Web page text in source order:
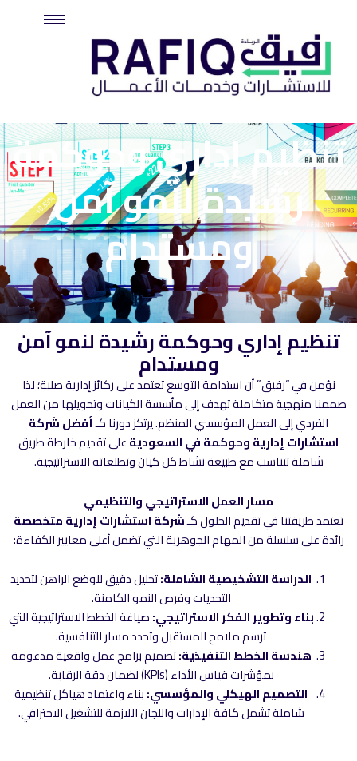
المحتوى
تنظيم إداري وحوكمة
رشيدة لنمو آمن
ومستدام
تنظيم إداري وحوكمة رشيدة لنمو آمن
ومستدام
نؤمن في “رفيق” أن استدامة التوسع تعتمد على ركائز إدارية صلبة؛ لذا
صممنا منهجية متكاملة تهدف إلى مأسسة الكيانات وتحويلها من العمل
الفردي إلى العمل المؤسسي المنظم. يرتكز دورنا كـأفضل شركة
استشارات إدارية وحوكمة في السعوديةعلى تقديم خارطة طريق
شاملة تتناسب مع طبيعة نشاط كل كيان وتطلعاته الاستراتيجية.
مسار العمل الاستراتيجي والتنظيمي
تعتمد طريقتنا في تقديم الحلول كـشركة استشارات إدارية متخصصة
رائدة على سلسلة من المهام الجوهرية التي تضمن أعلى معايير الكفاءة:
الدراسة التشخيصية الشاملة:تحليل دقيق للوضع الراهن لتحديد
التحديات وفرص النمو الكامنة.
بناء وتطوير الفكر الاستراتيجي:صياغة الخطط الاستراتيجية التي
ترسم ملامح المستقبل وتحدد مسار التنافسية.
هندسة الخطط التنفيذية:تصميم برامج عمل واقعية مدعومة
بمؤشرات قياس الأداء (KPIs) لضمان دقة الرقابة.
التصميم الهيكلي والمؤسسي:بناء واعتماد هياكل تنظيمية
شاملة تشمل كافة الإدارات واللجان اللازمة للتشغيل الاحترافي.